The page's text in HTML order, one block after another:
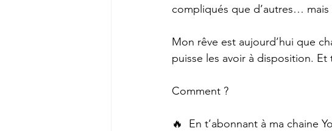
compliqués que d’autres…
Mon rêve est aujourd’hui que
puisse les avoir à disposition. Et
Comment ?
🔥  En t’abonnant à ma chaine